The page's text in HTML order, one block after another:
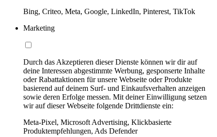
Bing, Criteo, Meta, Google, LinkedIn, Pinterest, TikTok
Marketing
Durch das Akzeptieren dieser Dienste können wir dir auf
deine Interessen abgestimmte Werbung, gesponserte Inhalte
oder Rabattaktionen für unsere Webseite oder Produkte
basierend auf deinem Surf- und Einkaufsverhalten anzeigen
sowie deren Erfolge messen. Mit deiner Einwilligung setzen
wir auf dieser Webseite folgende Drittdienste ein:
Meta-Pixel, Microsoft Advertising, Klickbasierte
Produktempfehlungen, Ads Defender